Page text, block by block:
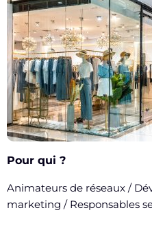
Pour qui ?
Animateurs de réseaux /
marketing / Responsables